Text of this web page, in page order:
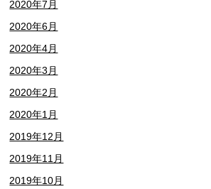
2020年7月
2020年6月
2020年4月
2020年3月
2020年2月
2020年1月
2019年12月
2019年11月
2019年10月